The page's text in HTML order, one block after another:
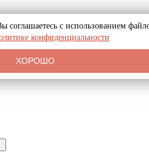
соглашаетесь с использованием
конфиденциальности
ХОРОШО